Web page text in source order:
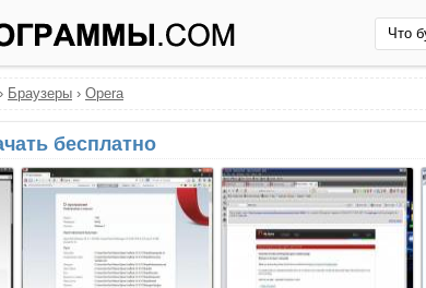
› Браузеры › Opera
бесплатно